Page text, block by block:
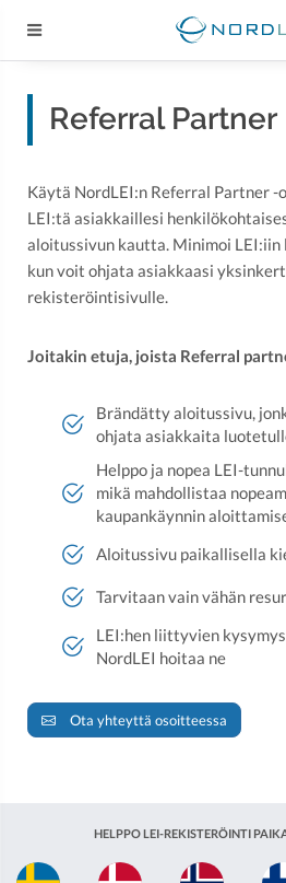
Referral Partner
Käytä NordLEI:n Referral Partner
LEI:tä asiakkaillesi
aloitussivun kautta. Minimoi
kun voit ohjata asiakkaasi
rekisteröintisivulle.
Joitakin etuja, joista Referral
Brändätty aloitussivu,
ohjata asiakkaita
Helppo ja nopea LEI-
mikä mahdollistaa
kaupankäynnin
Aloitussivu paikallisella
Tarvitaan vain vähän
LEI:hen liittyvien
NordLEI hoitaa ne
Ota yhteyttä osoitteessa
HELPPO LEI-REKISTERÖINTI